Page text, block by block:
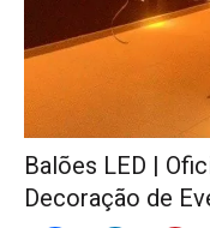
Balões LED |
Decoração de